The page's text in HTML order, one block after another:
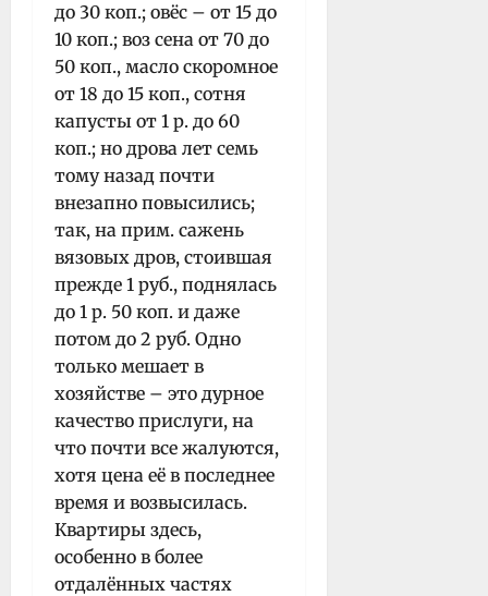
до 30 коп.; овёс – от 15 до
10 коп.; воз сена от 70 до
50 коп., масло скоромное
от 18 до 15 коп., сотня
капусты от 1 р. до 60
коп.; но дрова лет семь
тому назад почти
внезапно повысились;
так, на прим. сажень
вязовых дров, стоившая
прежде 1 руб., поднялась
до 1 р. 50 коп. и даже
потом до 2 руб. Одно
только мешает в
хозяйстве – это дурное
качество прислуги, на
что почти все жалуются,
хотя цена её в последнее
время и возвысилась.
Квартиры здесь,
особенно в более
отдалённых частях